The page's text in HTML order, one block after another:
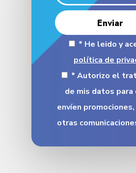
* He leido y
política de
* Autorizo el
de mis datos para
envíen
otras